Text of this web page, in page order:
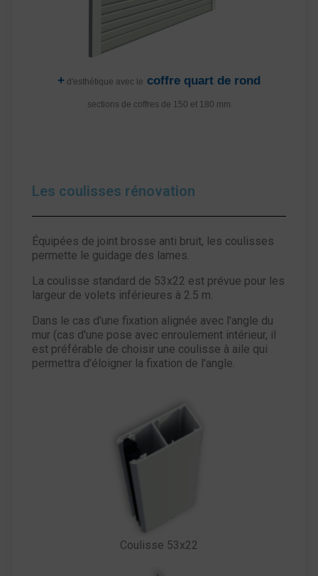
+ d'esthétique avec le coffre quart de rond
sections de coffres de 150 et 180 mm
Les coulisses rénovation
Équipées de joint brosse anti bruit, les coulisses
permette le guidage des lames.
La coulisse standard de 53x22 est prévue pour les
largeur de volets inférieures à 2.5 m.
Dans le cas d'une fixation alignée avec l'angle du
mur (cas d'une pose avec enroulement intérieur, il
est préférable de choisir une coulisse à aile qui
permettra d'éloigner la fixation de l'angle.
Coulisse 53x22